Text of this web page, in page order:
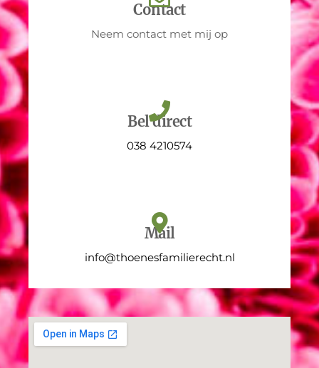
Contact
Neem contact met mij op
Bel direct
038 4210574
Mail
info@thoenesfamilierecht.nl